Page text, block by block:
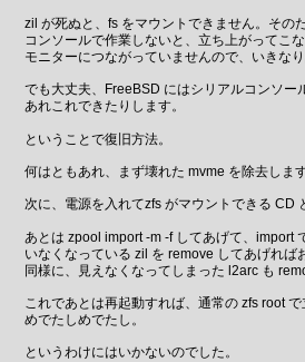
zil が死ぬと、fs をマウントできません。その
コンソールで作業しないと、立ち上がってこ
モニターにつながっていませんので、いきなり
でも大丈夫、FreeBSD にはシリアルコンソ
あれこれできたりします。
ということで復旧方法。
何はともあれ、まず壊れた mvme を除去します
次に、電源を入れてzfs がマウントできる CD
あとは zpool import -m -f してあげて、import
いなくなっている zil を remove してあげれば
同様に、見えなくなってしまった l2arc も
これであとは再起動すれば、通常の zfs root で
めでたしめでたし。
というわけにはいかないのでした。